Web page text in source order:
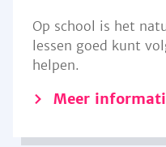
Op school is het
lessen goed kunt
helpen.
Meer